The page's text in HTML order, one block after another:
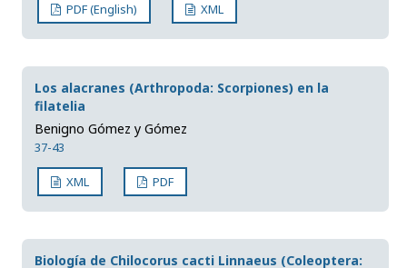
PDF (English) XML
Los alacranes (Arthropoda: Scorpiones) en la
filatelia
Benigno Gómez y Gómez
37-43
XML PDF
Biología de Chilocorus cacti Linnaeus (Coleoptera: